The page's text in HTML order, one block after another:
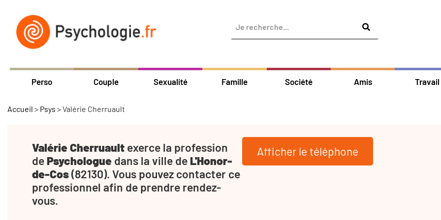
Perso Couple Sexualité Famille Société Amis Travail
Accueil > Psys >Valérie Cherruault
Valérie Cherruault exerce la profession
dePsychologue dans la ville de L'Honor-
de-Cos(82130). Vous pouvez contacter ce
professionnel afin de prendre rendez-
vous.
Afficher le téléphone